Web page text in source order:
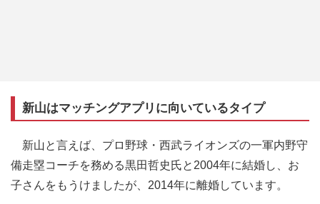
新山はマッチングアプリに向いているタイプ
新山と言えば、プロ野球・西武ライオンズの一軍内野守
備走塁コーチを務める黒田哲史氏と2004年に結婚し、お
子さんをもうけましたが、2014年に離婚しています。